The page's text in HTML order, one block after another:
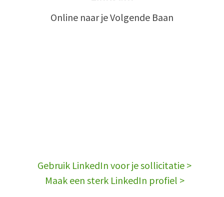
Online naar je Volgende Baan
Gebruik LinkedIn voor je sollicitatie >
Maak een sterk LinkedIn profiel >